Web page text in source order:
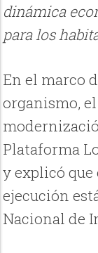
dinámica
para los
En el marco
organismo,
Plataforma
y explicó que
ejecución
Nacional de